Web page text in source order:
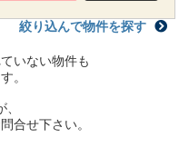
絞り込んで物件を探す
いない物件も
。
合せ下さい。